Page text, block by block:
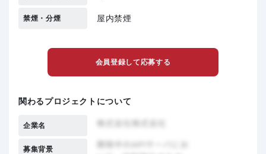
禁煙・分煙 屋内禁煙
会員登録して応募する
関わるプロジェクトについて
企業名
募集背景